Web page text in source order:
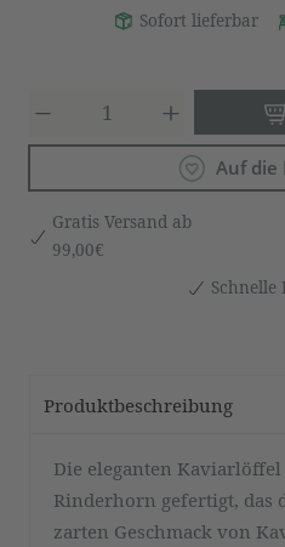
Sofort lieferbar
Auf die
Gratis Versand ab
99,00€
Schnelle
Produktbeschreibung
Die eleganten
Rinderhorn gefertigt, das
zarten Geschmack von